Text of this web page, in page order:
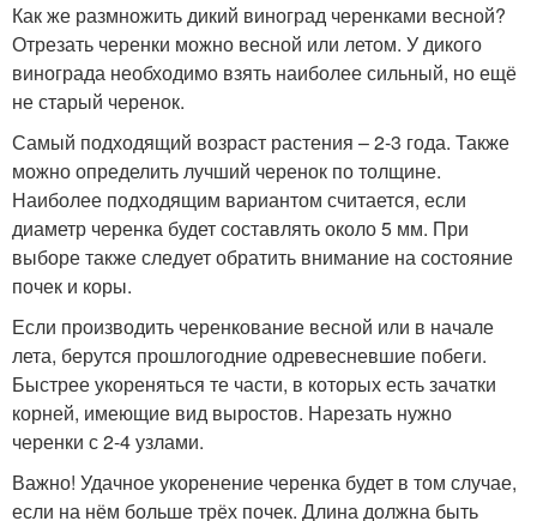
Как же размножить дикий виноград черенками весной?
Отрезать черенки можно весной или летом. У дикого
винограда необходимо взять наиболее сильный, но ещё
не старый черенок.
Самый подходящий возраст растения – 2-3 года. Также
можно определить лучший черенок по толщине.
Наиболее подходящим вариантом считается, если
диаметр черенка будет составлять около 5 мм. При
выборе также следует обратить внимание на состояние
почек и коры.
Если производить черенкование весной или в начале
лета, берутся прошлогодние одревесневшие побеги.
Быстрее укореняться те части, в которых есть зачатки
корней, имеющие вид выростов. Нарезать нужно
черенки с 2-4 узлами.
Важно! Удачное укоренение черенка будет в том случае,
если на нём больше трёх почек. Длина должна быть